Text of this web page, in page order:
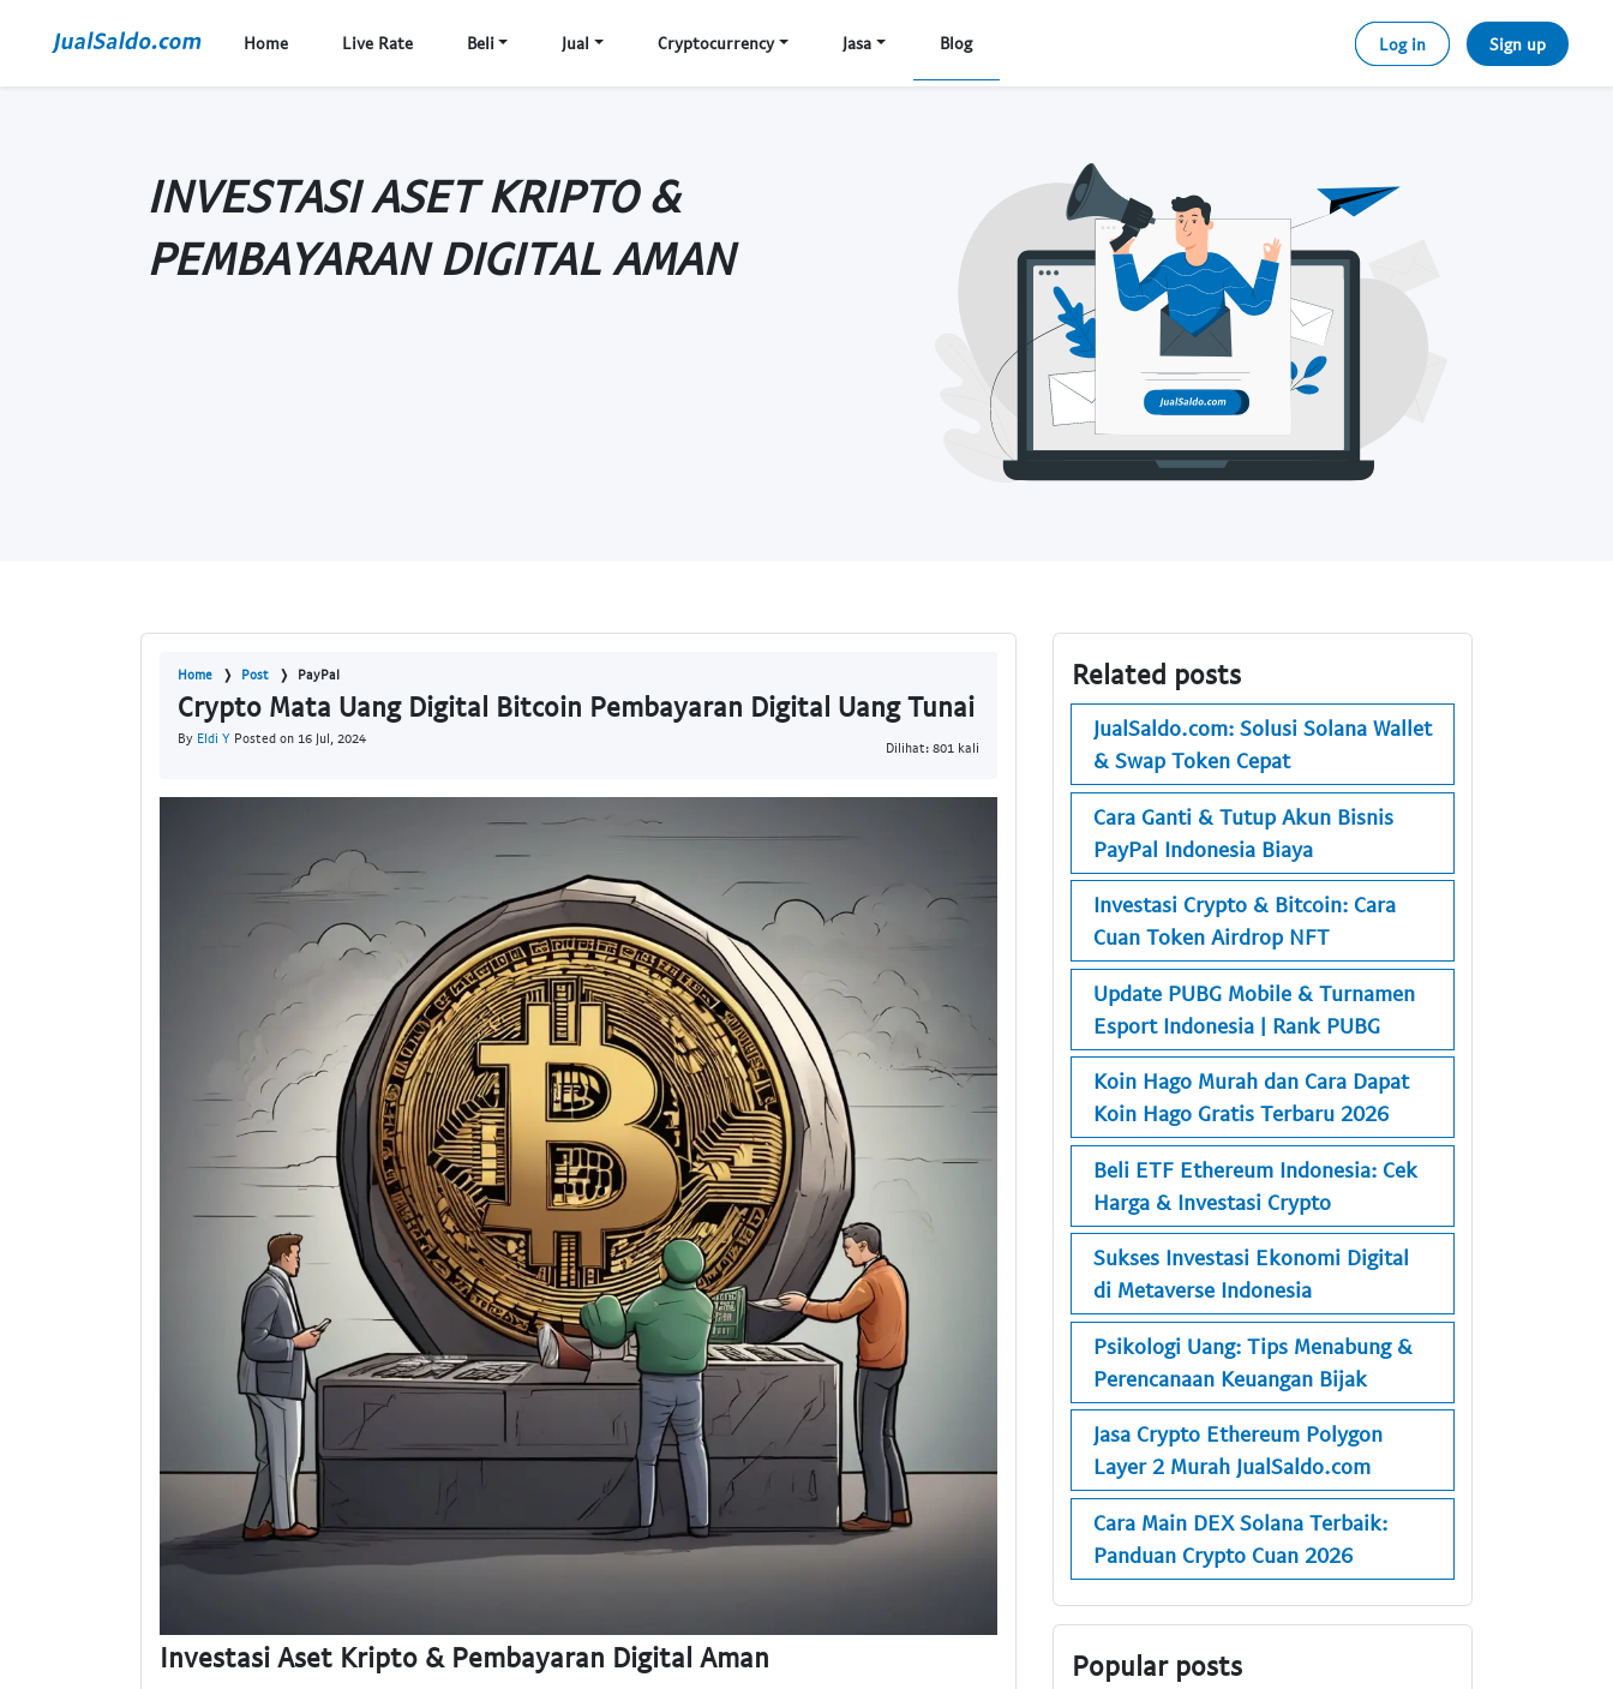
Home Live Rate Beli Jual Cryptocurrency Jasa Blog Log in Sign up
INVESTASI ASET KRIPTO &
PEMBAYARAN DIGITAL AMAN
Home Post PayPal
Crypto Mata Uang Digital Bitcoin Pembayaran Digital Uang Tunai
By Eldi Y Posted on 16 Jul, 2024
Dilihat: 801 kali
Investasi Aset Kripto & Pembayaran Digital Aman
Related posts
JualSaldo.com: Solusi Solana Wallet
& Swap Token Cepat
Cara Ganti & Tutup Akun Bisnis
PayPal Indonesia Biaya
Investasi Crypto & Bitcoin: Cara
Cuan Token Airdrop NFT
Update PUBG Mobile & Turnamen
Esport Indonesia | Rank PUBG
Koin Hago Murah dan Cara Dapat
Koin Hago Gratis Terbaru 2026
Beli ETF Ethereum Indonesia: Cek
Harga & Investasi Crypto
Sukses Investasi Ekonomi Digital
di Metaverse Indonesia
Psikologi Uang: Tips Menabung &
Perencanaan Keuangan Bijak
Jasa Crypto Ethereum Polygon
Layer 2 Murah JualSaldo.com
Cara Main DEX Solana Terbaik:
Panduan Crypto Cuan 2026
Popular posts